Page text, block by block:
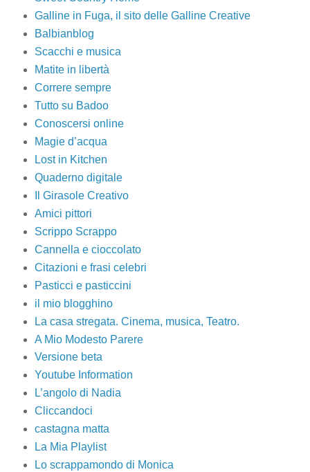
Galline in Fuga, il sito delle Galline Creative
Balbianblog
Scacchi e musica
Matite in libertà
Correre sempre
Tutto su Badoo
Conoscersi online
Magie d’acqua
Lost in Kitchen
Quaderno digitale
Il Girasole Creativo
Amici pittori
Scrippo Scrappo
Cannella e cioccolato
Citazioni e frasi celebri
Pasticci e pasticcini
il mio blogghino
La casa stregata. Cinema, musica, Teatro.
A Mio Modesto Parere
Versione beta
Youtube Information
L’angolo di Nadia
Cliccandoci
castagna matta
La Mia Playlist
Lo scrappamondo di Monica